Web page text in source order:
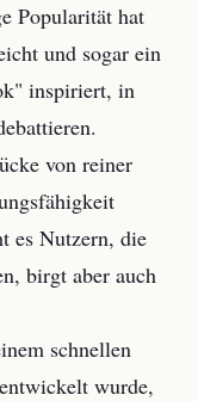
Popularität hat
und sogar ein
inspiriert, in
von reiner
es Nutzern, die
birgt aber auch
schnellen
wurde,